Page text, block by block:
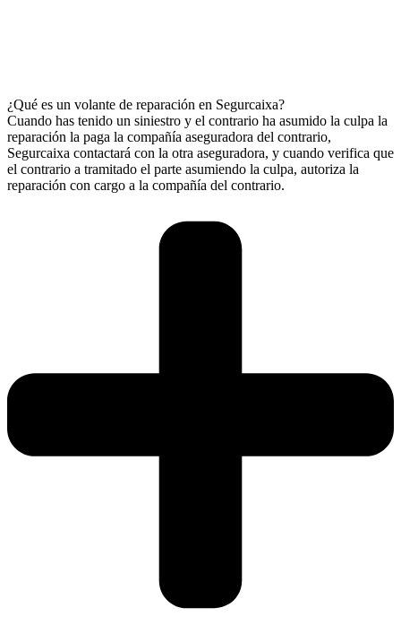
¿Qué es un volante de reparación en Segurcaixa?
Cuando has tenido un siniestro y el contrario ha asumido la culpa la
reparación la paga la compañía aseguradora del contrario,
Segurcaixa contactará con la otra aseguradora, y cuando verifica que
el contrario a tramitado el parte asumiendo la culpa, autoriza la
reparación con cargo a la compañía del contrario.